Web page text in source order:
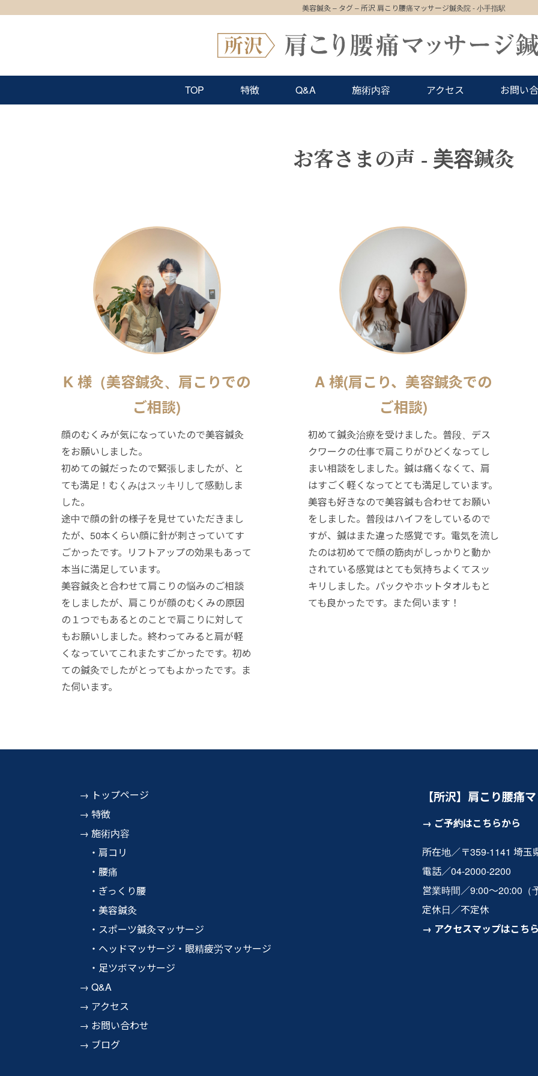
美容鍼灸 – タグ – 所沢 肩こり腰痛マッサージ鍼灸院 - 小手指駅
TOP 特徴 Q&A 施術内容 アクセス お問い
お客さまの声 - 美容鍼灸
K 様（美容鍼灸、肩こりでの
ご相談)
顔のむくみが気になっていたので美容鍼灸
をお願いしました。
初めての鍼だったので緊張しましたが、と
ても満足！むくみはスッキリして感動しま
した。
途中で顔の針の様子を見せていただきまし
たが、50本くらい顔に針が刺さっていてす
ごかったです。リフトアップの効果もあって
本当に満足しています。
美容鍼灸と合わせて肩こりの悩みのご相談
をしましたが、肩こりが顔のむくみの原因
の１つでもあるとのことで肩こりに対して
もお願いしました。終わってみると肩が軽
くなっていてこれまたすごかったです。初め
ての鍼灸でしたがとってもよかったです。ま
た伺います。
A 様(肩こり、美容鍼灸での
ご相談)
初めて鍼灸治療を受けました。普段、デス
クワークの仕事で肩こりがひどくなってし
まい相談をしました。鍼は痛くなくて、肩
はすごく軽くなってとても満足しています。
美容も好きなので美容鍼も合わせてお願い
をしました。普段はハイフをしているので
すが、鍼はまた違った感覚です。電気を流し
たのは初めてで顔の筋肉がしっかりと動か
されている感覚はとても気持ちよくてスッ
キリしました。パックやホットタオルもと
ても良かったです。また伺います！
トップページ
特徴
施術内容
肩コリ
腰痛
ぎっくり腰
美容鍼灸
スポーツ鍼灸マッサージ
ヘッドマッサージ・眼精疲労マッサージ
足ツボマッサージ
Q&A
アクセス
お問い合わせ
ブログ
【所沢】肩こり腰痛
ご予約はこちらから
所在地／〒359-1141 埼玉
電話／04-2000-2200
営業時間／9:00〜20:00（
定休日／不定休
アクセスマップはこちら